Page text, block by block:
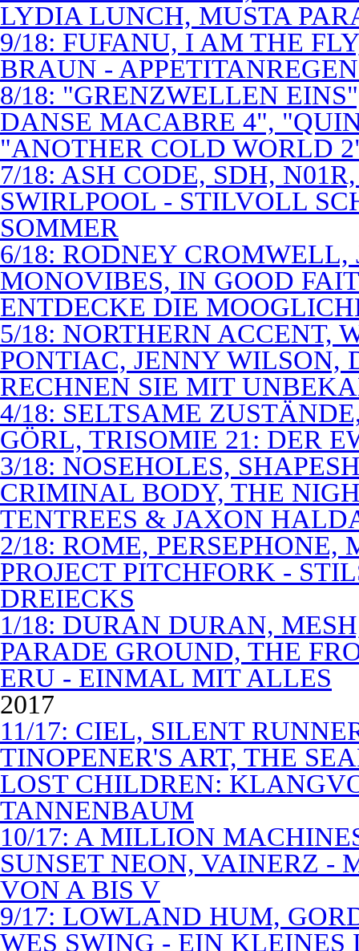
LYDIA LUNCH, MUSTA
9/18: FUFANU, I AM THE
BRAUN -
8/18: "GRENZWELLEN
DANSE MACABRE 4",
"ANOTHER COLD WORLD
7/18: ASH CODE, SDH,
SWIRLPOOL - STILVOLL
SOMMER
6/18: RODNEY
MONOVIBES, IN GOOD
ENTDECKE DIE
5/18: NORTHERN ACCENT,
PONTIAC, JENNY WILSON,
RECHNEN SIE MIT
4/18: SELTSAME
GÖRL, TRISOMIE 21: DER
3/18: NOSEHOLES,
CRIMINAL BODY, THE
TENTREES & JAXON
2/18: ROME,
PROJECT PITCHFORK -
DREIECKS
1/18: DURAN DURAN,
PARADE GROUND, THE
ERU - EINMAL MIT ALLES
2017
11/17: CIEL, SILENT
TINOPENER'S ART, THE
LOST CHILDREN:
TANNENBAUM
10/17: A MILLION
SUNSET NEON, VAINERZ -
VON A BIS V
9/17: LOWLAND HUM,
WES SWING - EIN KLEINES